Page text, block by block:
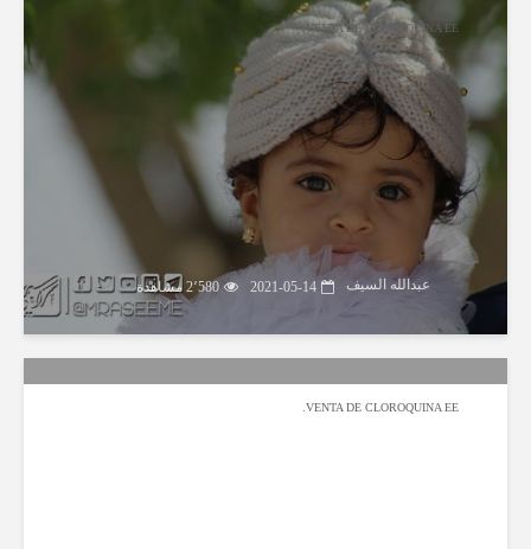
VENTA DE CLOROQUINA EE.
عبدالله السيف 2021-05-14 2٬580 مشاهدة
VENTA DE CLOROQUINA EE.